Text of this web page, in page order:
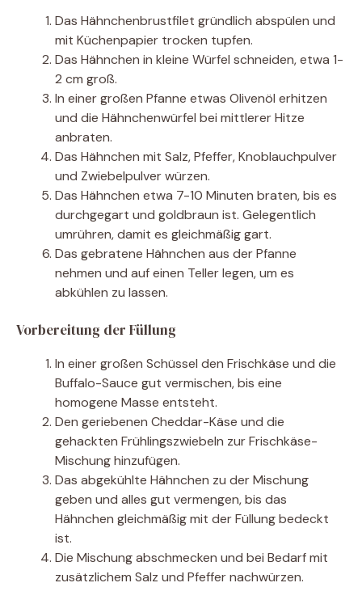
Das Hähnchenbrustfilet gründlich abspülen und
mit Küchenpapier trocken tupfen.
Das Hähnchen in kleine Würfel schneiden, etwa 1-
2 cm groß.
In einer großen Pfanne etwas Olivenöl erhitzen
und die Hähnchenwürfel bei mittlerer Hitze
anbraten.
Das Hähnchen mit Salz, Pfeffer, Knoblauchpulver
und Zwiebelpulver würzen.
Das Hähnchen etwa 7-10 Minuten braten, bis es
durchgegart und goldbraun ist. Gelegentlich
umrühren, damit es gleichmäßig gart.
Das gebratene Hähnchen aus der Pfanne
nehmen und auf einen Teller legen, um es
abkühlen zu lassen.
Vorbereitung der Füllung
In einer großen Schüssel den Frischkäse und die
Buffalo-Sauce gut vermischen, bis eine
homogene Masse entsteht.
Den geriebenen Cheddar-Käse und die
gehackten Frühlingszwiebeln zur Frischkäse-
Mischung hinzufügen.
Das abgekühlte Hähnchen zu der Mischung
geben und alles gut vermengen, bis das
Hähnchen gleichmäßig mit der Füllung bedeckt
ist.
Die Mischung abschmecken und bei Bedarf mit
zusätzlichem Salz und Pfeffer nachwürzen.